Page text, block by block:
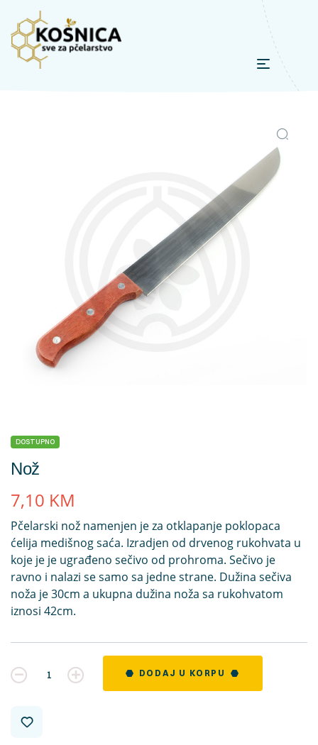
DOSTUPNO
Nož
7,10 KM
Pčelarski nož namenjen je za otklapanje poklopaca
ćelija medišnog saća. Izradjen od drvenog rukohvata u
koje je je ugrađeno sečivo od prohroma. Sečivo je
ravno i nalazi se samo sa jedne strane. Dužina sečiva
noža je 30cm a ukupna dužina noža sa rukohvatom
iznosi 42cm.
Kvantitet DODAJ U KORPU